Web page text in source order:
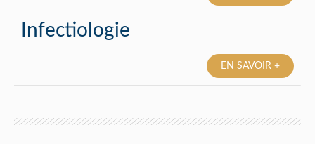
Infectiologie
EN SAVOIR +